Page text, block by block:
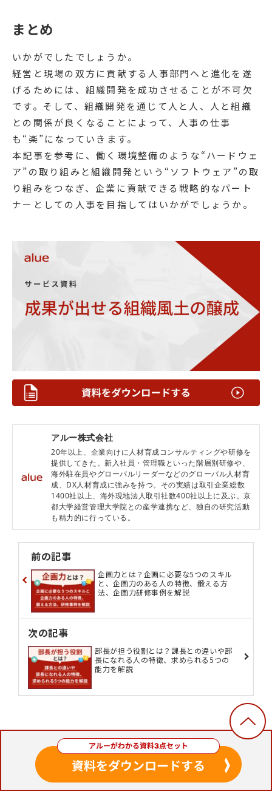
まとめ
いかがでしたでしょうか。
経営と現場の双方に貢献する人事部門へと進化を遂
げるためには、組織開発を成功させることが不可欠
です。そして、組織開発を通じて人と人、人と組織
との関係が良くなることによって、人事の仕事
も“楽”になっていきます。
本記事を参考に、働く環境整備のような“ハードウェ
ア”の取り組みと組織開発という“ソフトウェア”の取
り組みをつなぎ、企業に貢献できる戦略的なパート
ナーとしての人事を​​​​​​​目指してはいかがでしょうか。
アルー株式会社
20年以上、企業向けに人材育成コンサルティングや研修を
提供してきた。新入社員・管理職といった階層別研修や、
海外駐在員やグローバルリーダーなどのグローバル人材育
成、DX人材育成に強みを持つ。その実績は取引企業総数
1400社以上、海外現地法人取引社数400社以上に及ぶ。京
都大学経営管理大学院との産学連携など、独自の研究活動
も精力的に行っている。
前の記事
企画力とは？企画に必要な5つのスキル
と、企画力のある人の特徴、鍛える方
法、企画力研修事例を解説
次の記事
部長が担う役割とは？課長との違いや部
長になれる人の特徴、求められる5つの
能力を解説
この記事を読んだ方にお